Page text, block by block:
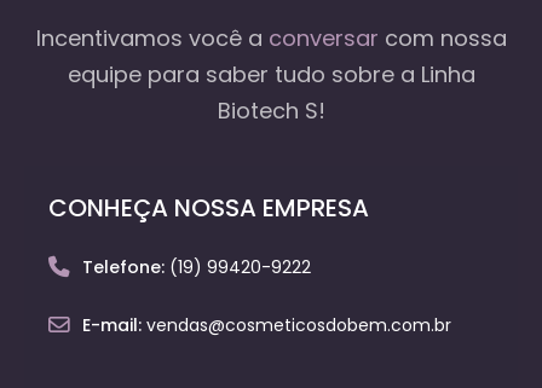
Incentivamos você a conversar com nossa
equipepara saber tudo sobre a Linha
Biotech S!
CONHEÇA NOSSA EMPRESA
Telefone: (19) 99420-9222
E-mail: vendas@cosmeticosdobem.com.br